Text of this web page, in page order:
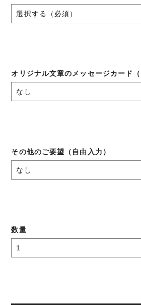
オリジナル文章のメッセージカード（
その他のご要望（自由入力）
数量